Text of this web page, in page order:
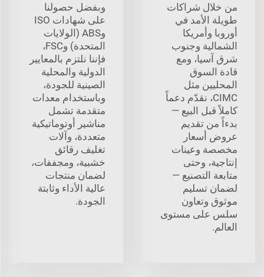
من خلال شراكات
طويلة الأمد في
أوروبا وأمريكا
الشمالية وجنوب
شرق آسيا، ومع
قادة السوق
المحليين مثل
CIMC، نقدّم دعماً
كاملاً قبل البيع —
بدءاً من تقديم
عروض أسعار
مخصصة وعينات
إنتاجية، وحتى
متابعة التصنيع —
لضمان تسليم
موثوق وتعاون
سلس على مستوى
العالم.
وبفضل حصولنا
على شهادات ISO
وABS (الولايات
المتحدة) وFSC،
فإننا نلتزم بالمعايير
الدولية والمحلية
الصينية للجودة،
وباستخدام معدات
متقدمة تشمل
مناشير أوتوماتيكية
متعددة، وآلات
تغليف رقائق
خشبية، ومجففات،
لضمان منتجات
عالية الأداء وثابتة
الجودة.